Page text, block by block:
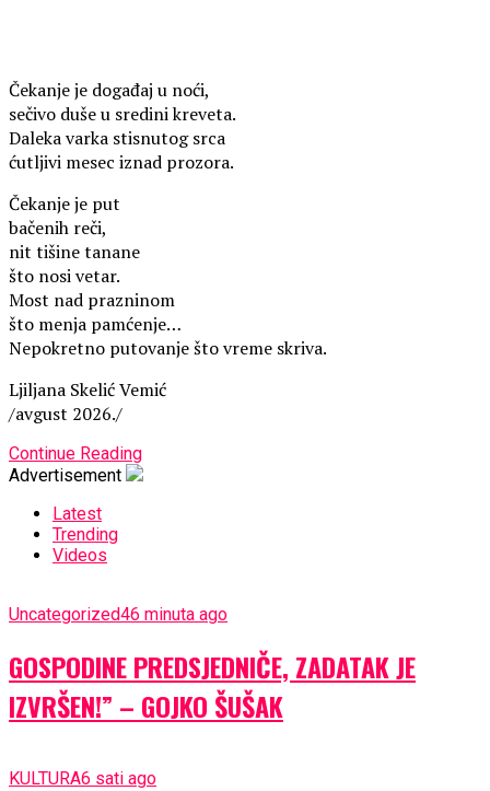
Čekanje je događaj u noći,
sečivo duše u sredini kreveta.
Daleka varka stisnutog srca
ćutljivi mesec iznad prozora.
Čekanje je put
bačenih reči,
nit tišine tanane
što nosi vetar.
Most nad prazninom
što menja pamćenje…
Nepokretno putovanje što vreme skriva.
Ljiljana Skelić Vemić
/avgust 2026./
Continue Reading
Advertisement
Latest
Trending
Videos
Uncategorized46 minuta ago
GOSPODINE PREDSJEDNIČE, ZADATAK JE
IZVRŠEN!” – GOJKO ŠUŠAK
KULTURA6 sati ago